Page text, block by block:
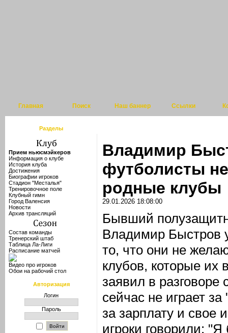
Главная Поиск Наш баннер Ссылки
Разделы
Прием ньюсмэйкеров
Информация о клубе
История клуба
Достижения
Биографии игроков
Стадион "Месталья"
Тренировочное поле
Клубный гимн
Город Валенсия
Новости
Архив трансляций
Состав команды
Тренерский штаб
Таблица Ла-Лиги
Расписание матчей
Видео про игроков
Обои на рабочий стол
Авторизация
Логин
Пароль
Владимир
футболисты не
родные клубы
29.01.2026 18:08:00
Бывший
Владимир Быстров
то, что они не
клубов, которые их
заявил в
сейчас не играет
за зарплату и свое
игроки говорили: